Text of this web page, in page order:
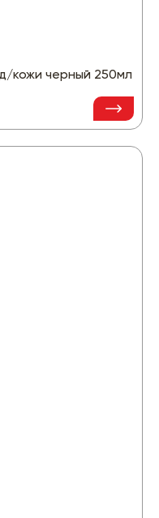
кожи черный 250мл